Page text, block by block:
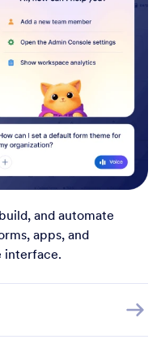
and automate
apps, and
interface.